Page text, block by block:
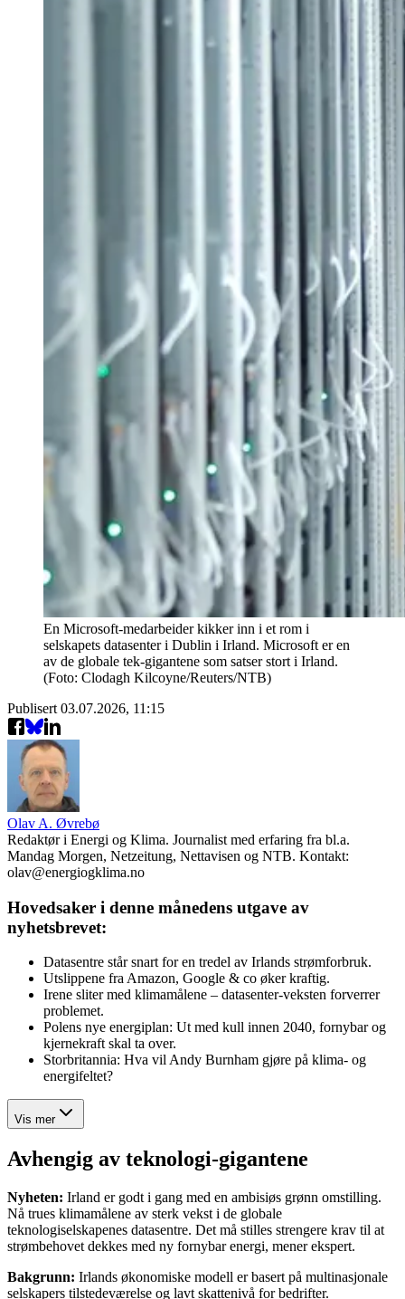
En Microsoft-medarbeider kikker inn i et rom i
selskapets datasenter i Dublin i Irland. Microsoft er en
av de globale tek-gigantene som satser stort i Irland.
(Foto: Clodagh Kilcoyne/Reuters/NTB)
Publisert 03.07.2026, 11:15
Olav A. Øvrebø
Redaktør i Energi og Klima. Journalist med erfaring fra bl.a.
Mandag Morgen, Netzeitung, Nettavisen og NTB. Kontakt:
olav@energiogklima.no
Hovedsaker i denne månedens utgave av
nyhetsbrevet:
Datasentre står snart for en tredel av Irlands strømforbruk.
Utslippene fra Amazon, Google & co øker kraftig.
Irene sliter med klimamålene – datasenter-veksten forverrer
problemet.
Polens nye energiplan: Ut med kull innen 2040, fornybar og
kjernekraft skal ta over.
Storbritannia: Hva vil Andy Burnham gjøre på klima- og
energifeltet?
Vis mer
Avhengig av teknologi-gigantene
Nyheten: Irland er godt i gang med en ambisiøs grønn omstilling.
Nå trues klimamålene av sterk vekst i de globale
teknologiselskapenes datasentre. Det må stilles strengere krav til at
strømbehovet dekkes med ny fornybar energi, mener ekspert.
Bakgrunn: Irlands økonomiske modell er basert på multinasjonale
selskapers tilstedeværelse og lavt skattenivå for bedrifter.